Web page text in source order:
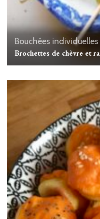
Bouchées individuelles
Brochettes de chèvre et